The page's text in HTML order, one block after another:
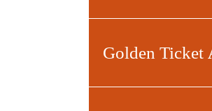
Golden Ticket